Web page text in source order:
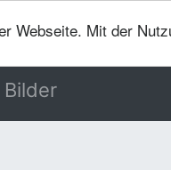
Webseite. Mit der
Bilder